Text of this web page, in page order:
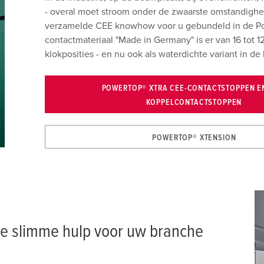
- overal moet stroom onder de zwaarste
verzamelde CEE knowhow voor u gebundeld in de
contactmateriaal "Made in Germany" is er van 16 tot
klokposities - en nu ook als waterdichte variant in de
POWERTOP® XTRA CEE-CONTACTSTOPPEN
KOPPELCONTACTSTOPPEN
POWERTOP® XTENSION
slimme hulp voor uw branche